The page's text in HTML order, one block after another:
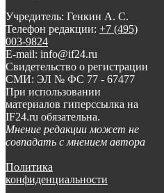
Учредитель: Генкин А. С.
Телефон редакции: +7 (495)
003-9824
E-mail: info@if24.ru
Свидетельство о регистрации
СМИ: ЭЛ № ФС 77 - 67477
При использовании
материалов гиперссылка на
IF24.ru обязательна.
Мнение редакции может не
совпадать с мнением автора
Политика
конфиденциальности